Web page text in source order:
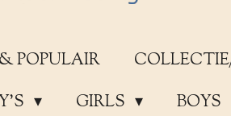
POPULAIR
GIRLS
BOYS